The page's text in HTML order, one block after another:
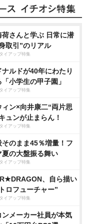
荷さんと学ぶ 日常に潜
取引”のリアル
イアップ特集
ナルドが40年にわたり
小学生の甲子園」
イアップ特集
ィン×向井康二“両片思
ュンが止まらん！
イアップ特集
そのまま45％増量！フ
夏の大盤振る舞い
イアップ特集
、自ら描い
ロフューチャー”
イアップ特集
ンメーカー社員が本気